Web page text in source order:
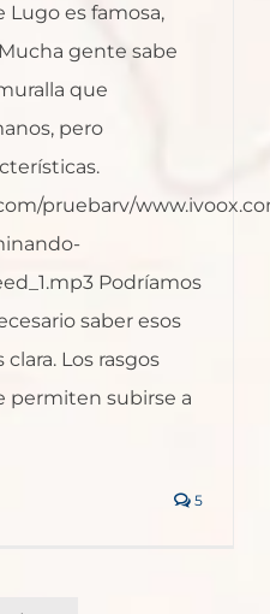
Lugo es famosa,
gente sabe
que
pero
pruebarv/
Podríamos
saber esos
Los rasgos
permiten subirse a
5